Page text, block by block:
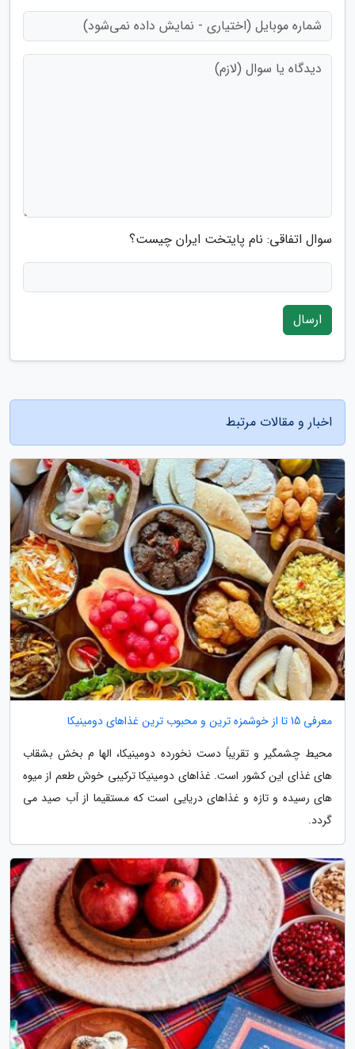
سوال اتفاقی: نام پایتخت ایران چیست؟
ارسال
اخبار و مقالات مرتبط
معرفی 15 تا از خوشمزه ترین و محبوب ترین غذاهای دومینیکا
محیط چشمگیر و تقریباً دست نخورده دومینیکا، الها م بخش بشقاب
های غذای این کشور است. غذاهای دومینیکا ترکیبی خوش طعم از میوه
های رسیده و تازه و غذاهای دریایی است که مستقیما از آب صید می
گردد.